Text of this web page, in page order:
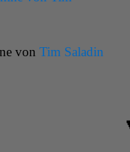
von Tim Saladin